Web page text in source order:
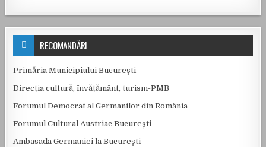
RECOMANDĂRI
Primăria Municipiului Bucureşti
Direcția cultură, învățământ, turism-PMB
Forumul Democrat al Germanilor din România
Forumul Cultural Austriac București
Ambasada Germaniei la Bucureşti